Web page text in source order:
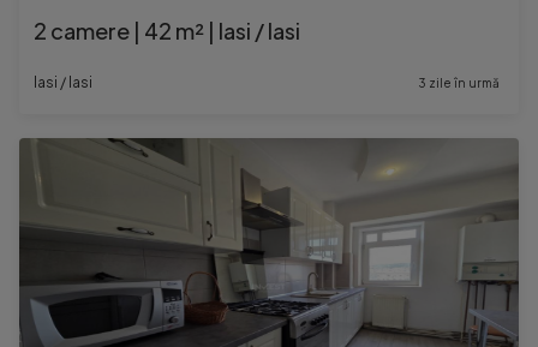
2 camere | 42 m² | Iasi / Iasi
Iasi / Iasi 3 zile în urmă